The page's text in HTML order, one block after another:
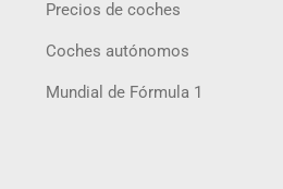
Precios de coches
Coches autónomos
Mundial de Fórmula 1